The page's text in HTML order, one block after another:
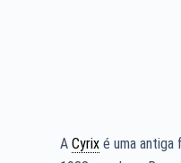
ACyrix é uma antiga